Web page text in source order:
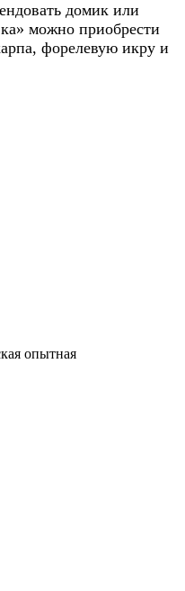
домик или
можно приобрести
форелевую икру и
опытная